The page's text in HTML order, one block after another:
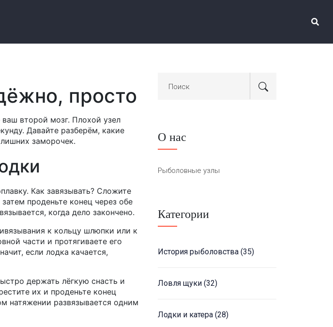
просто
второй мозг. Плохой узел
Давайте разберём, какие
заморочек.
Как завязывать? Сложите
проденьте конец через обе
когда дело закончено.
к кольцу шлюпки или к
части и протягиваете его
если лодка качается,
держать лёгкую снасть и
их и проденьте конец
натяжении развязывается одним
О нас
Рыболовные узлы
Категории
История рыболовства (35)
Ловля щуки (32)
Лодки и катера (28)